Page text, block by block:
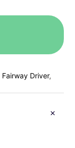
Fairway Driver,